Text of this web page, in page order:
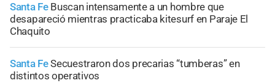
Santa Fe Buscan intensamente a un hombre que
desapareció mientras practicaba kitesurf en Paraje El
Chaquito
Santa FeSecuestraron dos precarias “tumberas” en
distintos operativos